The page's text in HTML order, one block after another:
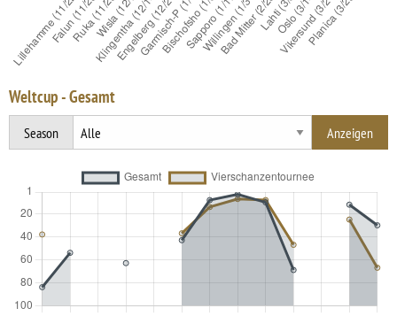
Weltcup - Gesamt
Season